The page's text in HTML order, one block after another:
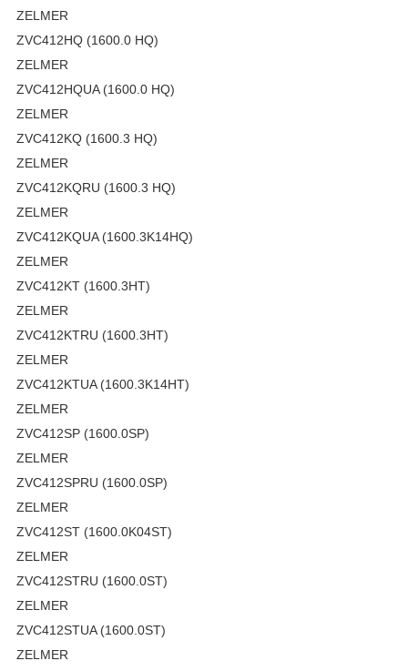
ZELMER
ZVC412HQ (1600.0 HQ)
ZELMER
ZVC412HQUA (1600.0 HQ)
ZELMER
ZVC412KQ (1600.3 HQ)
ZELMER
ZVC412KQRU (1600.3 HQ)
ZELMER
ZVC412KQUA (1600.3K14HQ)
ZELMER
ZVC412KT (1600.3HT)
ZELMER
ZVC412KTRU (1600.3HT)
ZELMER
ZVC412KTUA (1600.3K14HT)
ZELMER
ZVC412SP (1600.0SP)
ZELMER
ZVC412SPRU (1600.0SP)
ZELMER
ZVC412ST (1600.0K04ST)
ZELMER
ZVC412STRU (1600.0ST)
ZELMER
ZVC412STUA (1600.0ST)
ZELMER